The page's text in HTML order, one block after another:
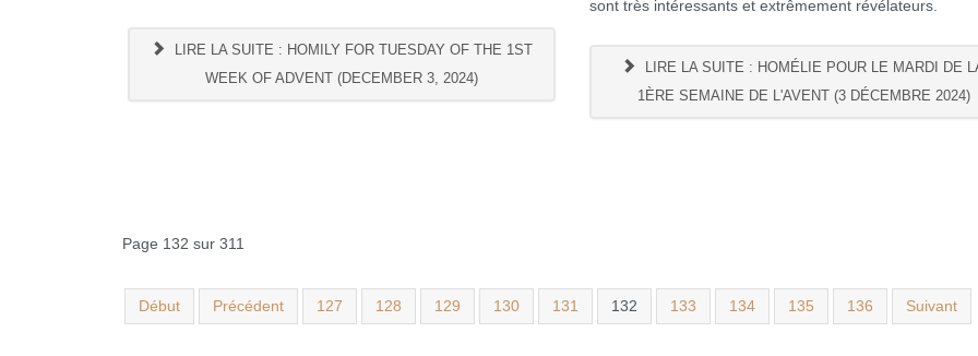
LIRE LA SUITE : HOMILY FOR TUESDAY OF THE 1ST
WEEK OF ADVENT (DECEMBER 3, 2024)
sont très intéressants et extrêmement révélateurs.
LIRE LA SUITE : HOMÉLIE POUR LE MARDI DE
1ÈRE SEMAINE DE L'AVENT (3 DÉCEMBRE 2024)
Page 132 sur 311
Début Précédent 127 128 129 130 131 132 133 134 135 136 Suivant